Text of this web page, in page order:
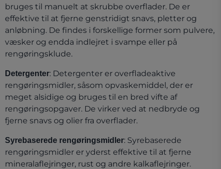
bruges til manuelt at skrubbe overflader. De er
effektive til at fjerne genstridigt snavs, pletter og
anløbning. De findes i forskellige former som pulvere,
væsker og endda indlejret i svampe eller på
rengøringsklude.
Detergenter: Detergenter er overfladeaktive
rengøringsmidler, såsom opvaskemiddel, der er
meget alsidige og bruges til en bred vifte af
rengøringsopgaver. De virker ved at nedbryde og
fjerne snavs og olier fra overflader.
Syrebaserede rengøringsmidler: Syrebaserede
rengøringsmidler er yderst effektive til at fjerne
mineralaflejringer, rust og andre kalkaflejringer.